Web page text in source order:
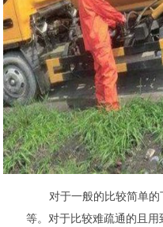
对于一般的比较简单
等。对于比较难疏通的且